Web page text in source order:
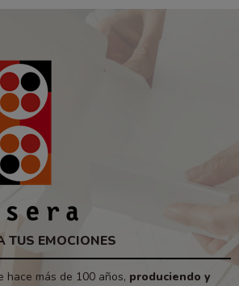
TUS EMOCIONES
hace más de 100 años, produciendo y